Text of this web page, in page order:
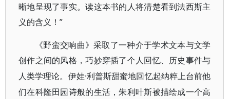
晰地呈现了事实。读这本书的人将清楚看到法西斯主
义的含义！”
《野蛮交响曲》采取了一种介于学术文本与文学
创作之间的风格，巧妙穿插了个人回忆、历史事件与
人类学理论。伊娃·利普斯甜蜜地回忆起纳粹上台前他
们在科隆田园诗般的生活，朱利叶斯被描绘成一个高